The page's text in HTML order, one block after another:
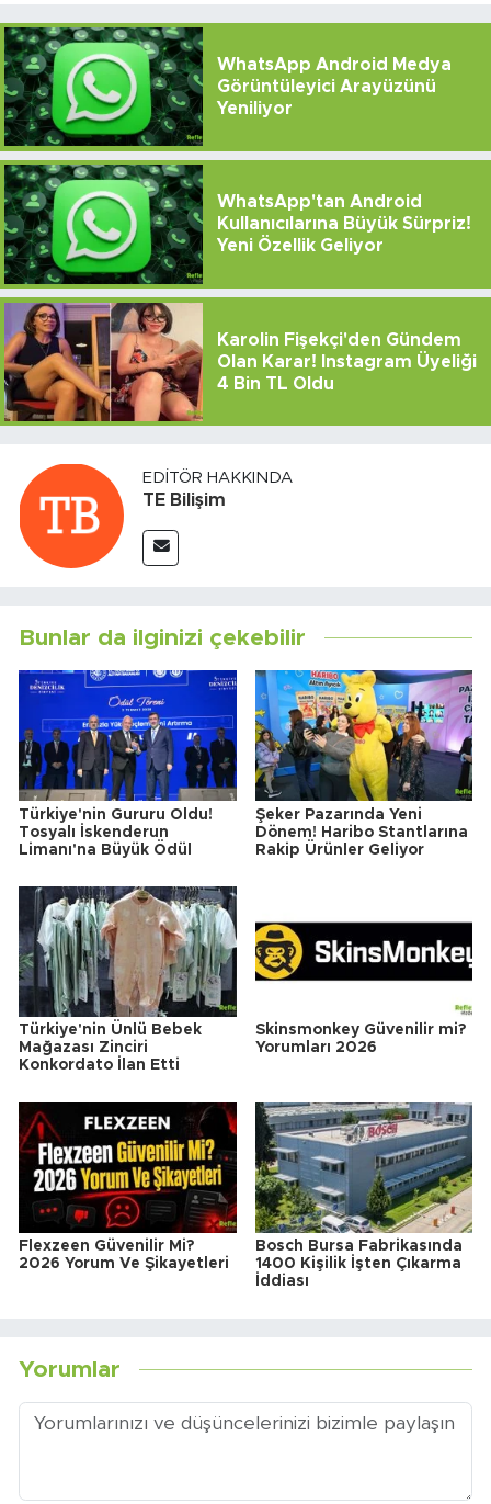
WhatsApp Android Medya
Görüntüleyici Arayüzünü
Yeniliyor
WhatsApp'tan Android
Kullanıcılarına Büyük Sürpriz!
Yeni Özellik Geliyor
Karolin Fişekçi'den Gündem
Olan Karar! Instagram Üyeliği
4 Bin TL Oldu
EDITÖR HAKKINDA
TE Bilişim
Bunlar da ilginizi çekebilir
Türkiye'nin Gururu Oldu!
Tosyalı İskenderun
Limanı'na Büyük Ödül
Şeker Pazarında Yeni
Dönem! Haribo Stantlarına
Rakip Ürünler Geliyor
Türkiye'nin Ünlü Bebek
Mağazası Zinciri
Konkordato İlan Etti
Skinsmonkey Güvenilir mi?
Yorumları 2026
Flexzeen Güvenilir Mi?
2026 Yorum Ve Şikayetleri
Bosch Bursa Fabrikasında
1400 Kişilik İşten Çıkarma
İddiası
Yorumlar